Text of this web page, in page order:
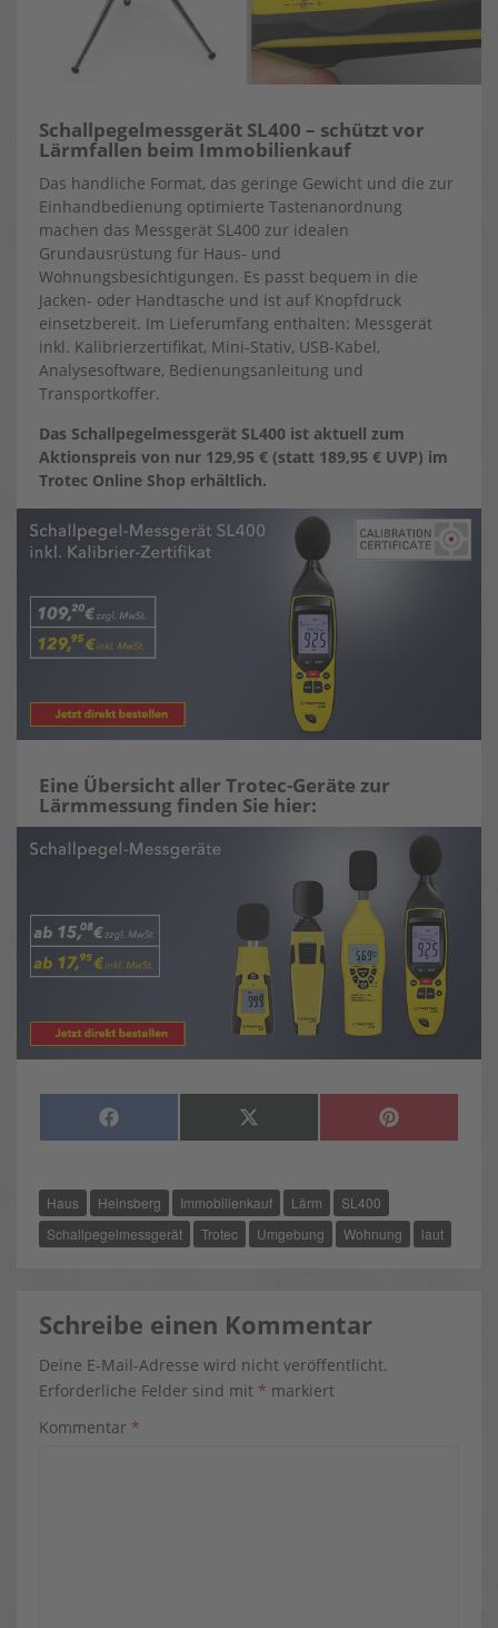
Schallpegelmessgerät SL400 – schützt vor
Lärmfallen beim Immobilienkauf
Das handliche Format, das geringe Gewicht und die zur
Einhandbedienung optimierte Tastenanordnung
machen das Messgerät SL400 zur idealen
Grundausrüstung für Haus- und
Wohnungsbesichtigungen. Es passt bequem in die
Jacken- oder Handtasche und ist auf Knopfdruck
einsetzbereit. Im Lieferumfang enthalten: Messgerät
inkl. Kalibrierzertifikat, Mini-Stativ, USB-Kabel,
Analysesoftware, Bedienungsanleitung und
Transportkoffer.
Das Schallpegelmessgerät SL400 ist aktuell zum
Aktionspreis von nur 129,95 € (statt 189,95 € UVP) im
Trotec Online Shop erhältlich.
Eine Übersicht aller Trotec-Geräte zur
Lärmmessung finden Sie hier:
SHARE
F
O
O
K
SHARE
X
T
T
E
R
)
SHARE
P
T
Haus Heinsberg Immobilienkauf Lärm
SL400
Schallpegelmessgerät
Trotec Umgebung Wohnung laut
Schreibe einen Kommentar
Deine E-Mail-Adresse wird nicht veröffentlicht.
Erforderliche Felder sind mit * markiert
Kommentar *